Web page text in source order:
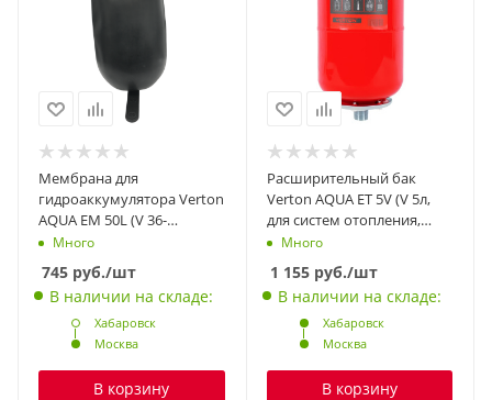
Мембрана для
гидроаккумулятора Verton
AQUA EM 50L (V 36-
50л,EPDM,maxP 10 Бар,d
t -10+120 C)
Много
745 руб./шт
В наличии на складе:
Хабаровск
Москва
В корзину
Расширительный бак
Verton AQUA ET 5V (V 5л,
для систем отопления,
красный цвет, вертикаль.,
присоед. резьба 3/4″,
EPDM)
Много
1 155руб./шт
В наличии на складе:
Хабаровск
Москва
В корзину